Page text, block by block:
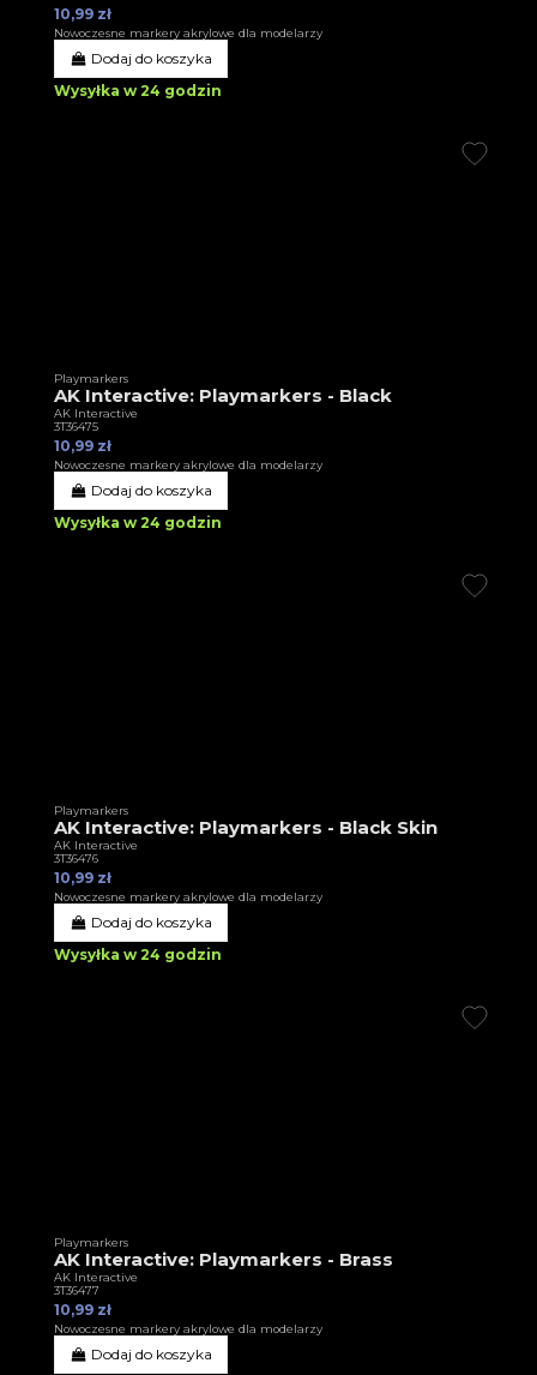
10,99 zł
Nowoczesne markery akrylowe dla modelarzy
Dodaj do koszyka
Wysyłka w 24 godzin
Playmarkers
AK Interactive: Playmarkers - Black
AK Interactive
3T36475
10,99 zł
Nowoczesne markery akrylowe dla modelarzy
Dodaj do koszyka
Wysyłka w 24 godzin
Playmarkers
AK Interactive: Playmarkers - Black Skin
AK Interactive
3T36476
10,99 zł
Nowoczesne markery akrylowe dla modelarzy
Dodaj do koszyka
Wysyłka w 24 godzin
Playmarkers
AK Interactive: Playmarkers - Brass
AK Interactive
3T36477
10,99 zł
Nowoczesne markery akrylowe dla modelarzy
Dodaj do koszyka